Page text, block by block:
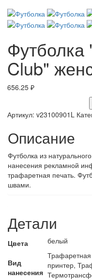
Футболка
Club"
656.25 ₽
Артикул: v23100901L
Описание
Футболка из
нанесения рекламной
трафаретная печать.
швами.
Детали
Цвета белый
Вид
нанесения
принтер,